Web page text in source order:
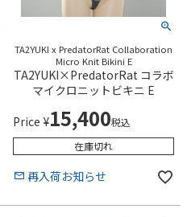
TA2YUKI x PredatorRat Collaboration
Micro Knit Bikini E
TA2YUKI×PredatorRat コラボ
マイクロニットビキニ E
Price ¥15,400税込
在庫切れ
再入荷お知らせ